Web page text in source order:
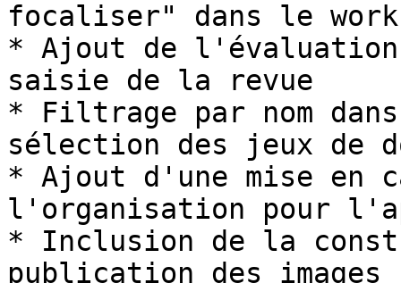
focaliser" dans le
* Ajout de l'évaluation
saisie de la revue
* Filtrage par nom
sélection des jeux de
* Ajout d'une mise en
l'organisation pour
* Inclusion de la
publication des